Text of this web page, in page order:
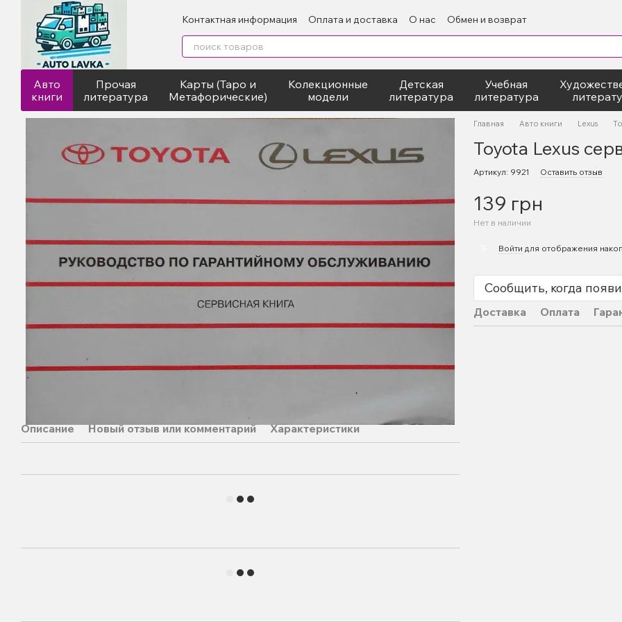
Перейти к основному контенту
Контактная информация Оплата и доставка О нас Обмен и возврат
Авто
книги
Прочая
литература
Карты (Таро и
Метафорические)
Колекционные
модели
Детская
литература
Учебная
литература
Описание Новый отзыв или комментарий Характеристики
Главная Авто книги Lexus
Toyota Lexus
Артикул: 9921 Оставить отзыв
139 грн
Нет в наличии
Войти для отображения
Сообщить, когда
Доставка Оплата